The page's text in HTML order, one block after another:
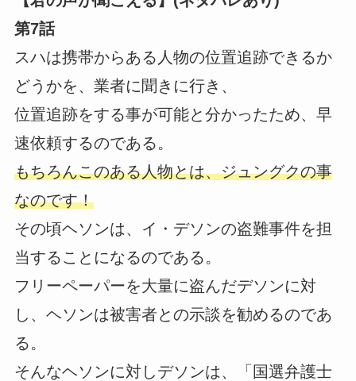
第7話
スハは携帯からある人物の位置追跡できるか
どうかを、業者に聞きに行き、
位置追跡をする事が可能と分かったため、早
速依頼するのである。
もちろんこのある人物とは、ジュングクの事
なのです！
その頃ヘソンは、イ・デソンの盗難事件を担
当することになるのである。
フリーペーパーを大量に盗んだデソンに対
し、ヘソンは被害者との示談を勧めるのであ
る。
そんなヘソンに対しデソンは、「国選弁護士